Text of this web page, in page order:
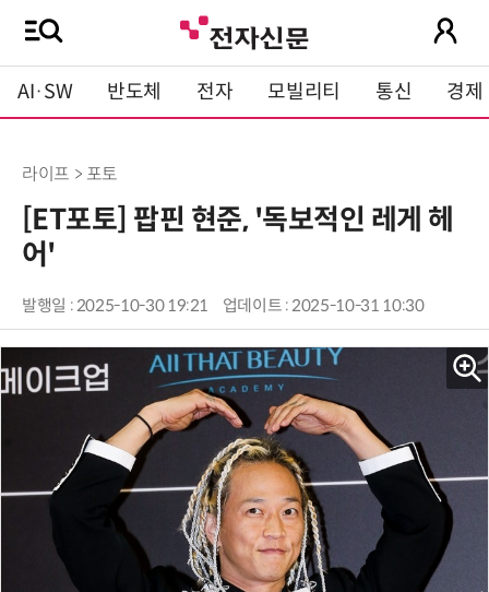
AI·SW 반도체 전자 모빌리티 통신 경제
라이프 > 포토
[ET포토] 팝핀 현준, '독보적인 레게 헤
어'
발행일 : 2025-10-30 19:21 업데이트 : 2025-10-31 10:30